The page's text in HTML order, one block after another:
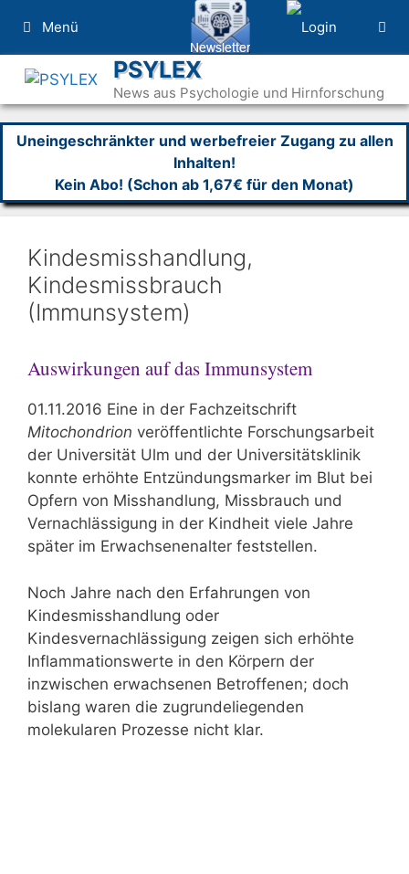
Inhalt
springen
Menü
PSYLEX
News aus Psychologie und Hirnforschung
Uneingeschränkter und werbefreier Zugang zu allen
Inhalten!
Kein Abo! (Schon ab 1,67€ für den Monat)
Kindesmisshandlung,
Kindesmissbrauch
(Immunsystem)
Auswirkungen auf das Immunsystem
01.11.2016 Eine in der Fachzeitschrift
Mitochondrion veröffentlichte Forschungsarbeit
der Universität Ulm und der Universitätsklinik
konnte erhöhte Entzündungsmarker im Blut bei
Opfern von Misshandlung, Missbrauch und
Vernachlässigung in der Kindheit viele Jahre
später im Erwachsenenalter feststellen.
Noch Jahre nach den Erfahrungen von
Kindesmisshandlung oder
Kindesvernachlässigung zeigen sich erhöhte
Inflammationswerte in den Körpern der
inzwischen erwachsenen Betroffenen; doch
bislang waren die zugrundeliegenden
molekularen Prozesse nicht klar.